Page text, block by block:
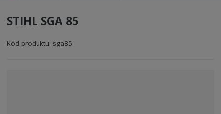
í
STIHL SGA 85
Kód produktu: sga85